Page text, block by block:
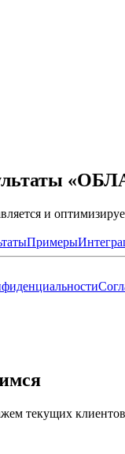
и
Примеры
текущих